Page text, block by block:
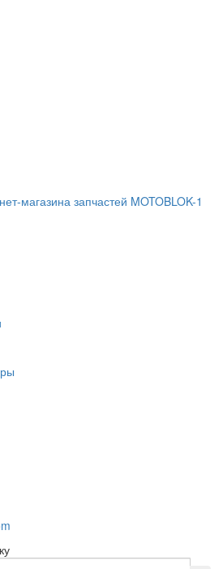
магазина запчастей MOTOBLOK-1